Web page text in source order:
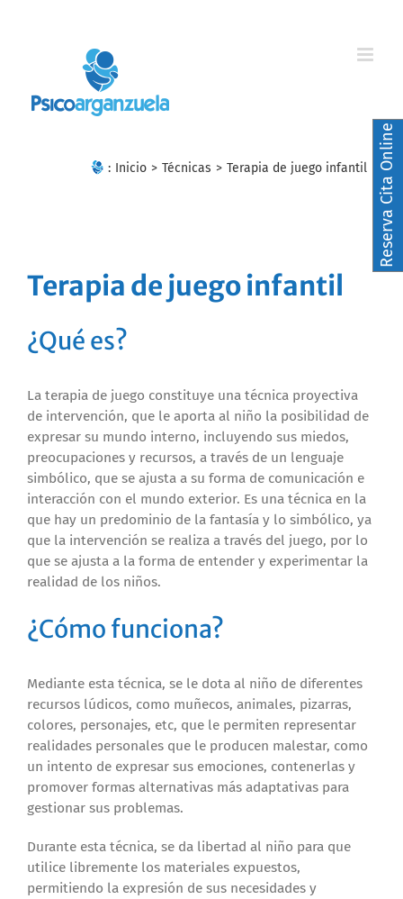
: Inicio > Técnicas > Terapia de juego infantil
Terapia de juego infantil
¿Qué es?
La terapia de juego constituye una técnica proyectiva
de intervención, que le aporta al niño la posibilidad de
expresar su mundo interno, incluyendo sus miedos,
preocupaciones y recursos, a través de un lenguaje
simbólico, que se ajusta a su forma de comunicación e
interacción con el mundo exterior. Es una técnica en la
que hay un predominio de la fantasía y lo simbólico, ya
que la intervención se realiza a través del juego, por lo
que se ajusta a la forma de entender y experimentar la
realidad de los niños.
¿Cómo funciona?
Mediante esta técnica, se le dota al niño de diferentes
recursos lúdicos, como muñecos, animales, pizarras,
colores, personajes, etc, que le permiten representar
realidades personales que le producen malestar, como
un intento de expresar sus emociones, contenerlas y
promover formas alternativas más adaptativas para
gestionar sus problemas.
Durante esta técnica, se da libertad al niño para que
utilice libremente los materiales expuestos,
permitiendo la expresión de sus necesidades y
Reserva Cita Online